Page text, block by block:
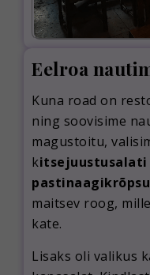
Eelroa
Kuna road on
ning soovisime
magustoitu,
kitsejuustusalati
maitsev roog,
kate.
Lisaks oli valikus